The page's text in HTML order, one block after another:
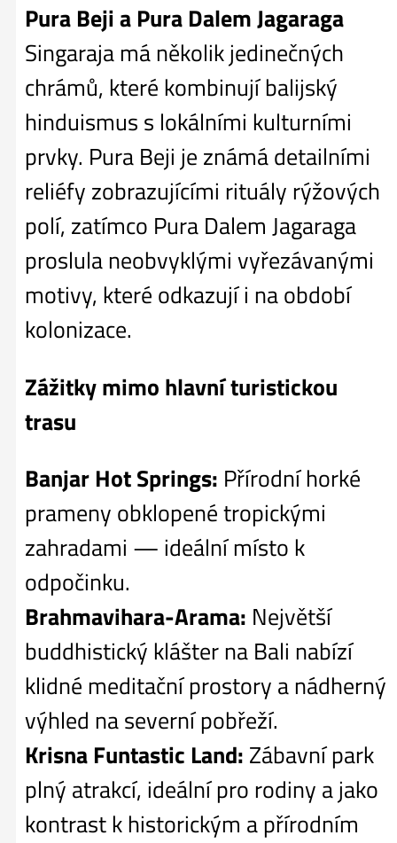
Pura Beji a Pura Dalem Jagaraga
Singaraja má několik jedinečných
chrámů, které kombinují balijský
hinduismus s lokálními kulturními
prvky. Pura Beji je známá detailními
reliéfy zobrazujícími rituály rýžových
polí, zatímco Pura Dalem Jagaraga
proslula neobvyklými vyřezávanými
motivy, které odkazují i na období
kolonizace.
Zážitky mimo hlavní turistickou
trasu
Banjar Hot Springs: Přírodní horké
prameny obklopené tropickými
zahradami — ideální místo k
odpočinku.
Brahmavihara-Arama: Největší
buddhistický klášter na Bali nabízí
klidné meditační prostory a nádherný
výhled na severní pobřeží.
Krisna Funtastic Land: Zábavní park
plný atrakcí, ideální pro rodiny a jako
kontrast k historickým a přírodním